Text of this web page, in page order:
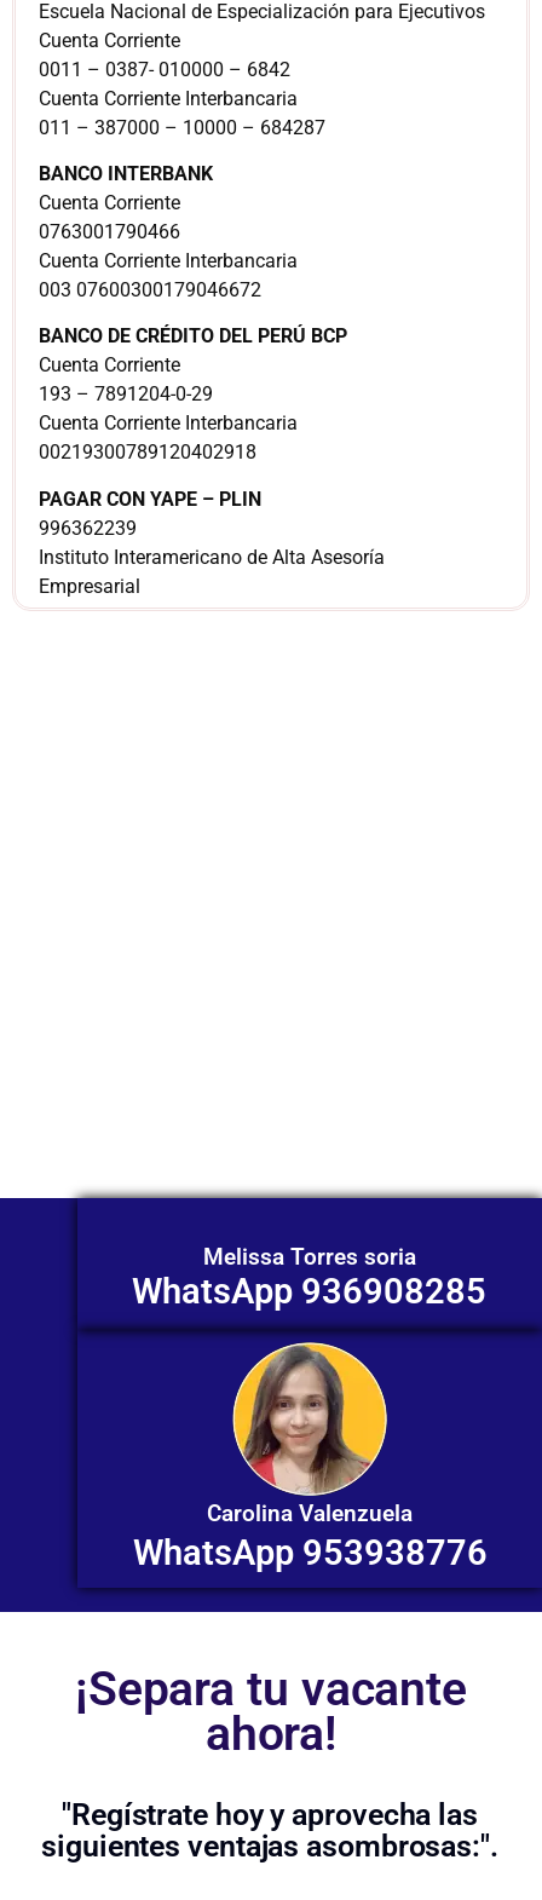
Escuela Nacional de Especialización para Ejecutivos
Cuenta Corriente
0011 – 0387- 010000 – 6842
Cuenta Corriente Interbancaria
011 – 387000 – 10000 – 684287
BANCO INTERBANK
Cuenta Corriente
0763001790466
Cuenta Corriente Interbancaria
003 07600300179046672
BANCO DE CRÉDITO DEL PERÚ BCP
Cuenta Corriente
193 – 7891204-0-29
Cuenta Corriente Interbancaria
00219300789120402918
PAGAR CON YAPE – PLIN
996362239
Instituto Interamericano de Alta Asesoría
Empresarial
Melissa Torres soria
WhatsApp 936908285
Carolina Valenzuela
WhatsApp 953938776
¡Separa tu vacante
ahora!
"Regístrate hoy y aprovecha las
siguientes ventajas asombrosas:".